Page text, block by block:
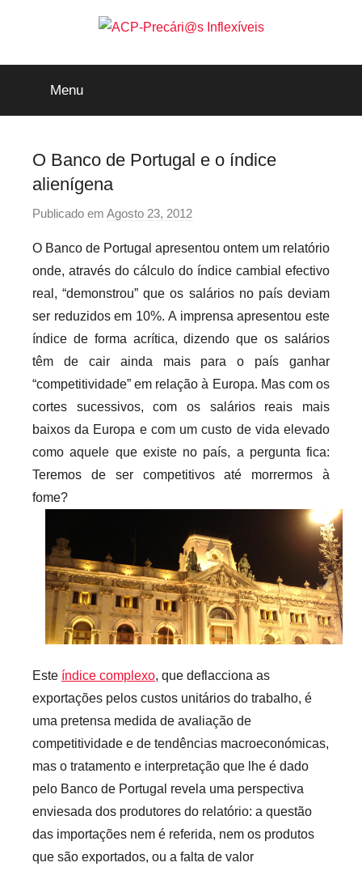
ACP-
Precári@s
Inflexíveis
Menu
O Banco de Portugal e o índice
alienígena
Publicado em Agosto 23, 2012
r
p
r
e
c
r
i
o
f
l
e
x
i
e
s
O Banco de Portugal apresentou ontem um relatório
onde, através do cálculo do índice cambial efectivo
real, “demonstrou” que os salários no país deviam
ser reduzidos em 10%. A imprensa apresentou este
índice de forma acrítica, dizendo que os salários
têm de cair ainda mais para o país ganhar
“competitividade” em relação à Europa. Mas com os
cortes sucessivos, com os salários reais mais
baixos da Europa e com um custo de vida elevado
como aquele que existe no país, a pergunta fica:
Teremos de ser competitivos até morrermos à
fome?
Este índice complexo, que deflacciona as
exportações pelos custos unitários do trabalho, é
uma pretensa medida de avaliação de
competitividade e de tendências macroeconómicas,
mas o tratamento e interpretação que lhe é dado
pelo Banco de Portugal revela uma perspectiva
enviesada dos produtores do relatório: a questão
das importações nem é referida, nem os produtos
que são exportados, ou a falta de valor